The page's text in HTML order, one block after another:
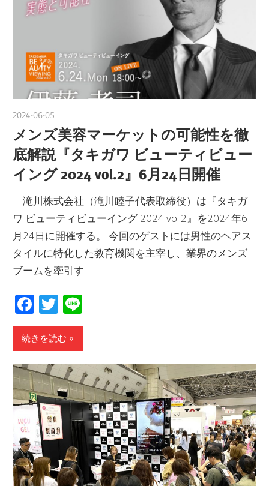
2024-06-05
メンズ美容マーケットの可能性を徹
底解説『タキガワ ビューティビュー
イング 2024 vol.2』6月24日開催
滝川株式会社（滝川睦子代表取締役）は『タキガ
ワ ビューティビューイング 2024 vol.2』を2024年6
月24日に開催する。 今回のゲストには男性のヘアス
タイルに特化した教育機関を主宰し、業界のメンズ
ブームを牽引す
Facebook
Twitter
続きを読む